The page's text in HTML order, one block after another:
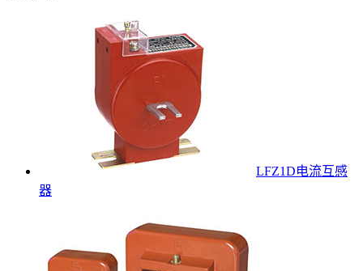
LFZ1D电流互感
器